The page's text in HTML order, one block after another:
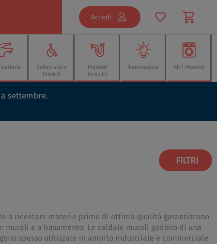
Accedi
Collettività e
Disabili
Prodotti
Idraulici
Illuminazione Altri Prodotti
settembre.
FILTRI
a ricercare materie prime di ottima qualità garantiscono
e a basamento. Le caldaie murali godono di una
spesso utilizzate in ambito industriale e commerciale